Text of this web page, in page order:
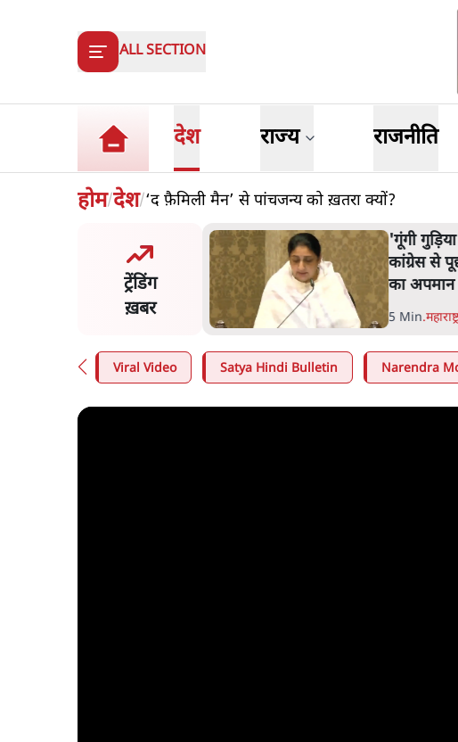
ALL SECTION
देश राज्य राजनीति
होम/देश/‘द फ़ैमिली मैन’ से पांचजन्य को ख़तरा क्यों?
ट्रेंडिंग
ख़बर
अल्फा संवादः दिपके ने
80 साल के बुजुर्ग से जेन जी
'गूंगी
कांग्रेस से
का अपमान
5 Min.
Viral Video Satya Hindi Bulletin Narendra